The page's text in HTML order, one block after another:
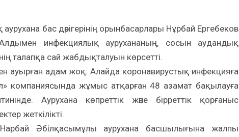
бас дәрігерінің орынбасарлары Нұрбай Ергебеков
инфекциялық аурухананың, сосын аудандық
талапқа сай жабдықталуын көрсетті.
ауырған адам жоқ. Алайда коронавирустық инфекцияға
компаниясында жұмыс атқарған 48 азамат бақылауға
Аурухана көпреттік және бірреттік қорғаныс
жеткілікті.
Әбілқасымұлы аурухана басшылығына жалпы